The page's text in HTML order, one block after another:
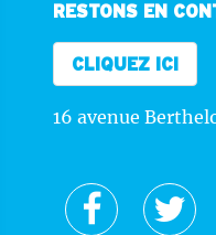
RESTONS EN
CLIQUEZ ICI
16 avenue